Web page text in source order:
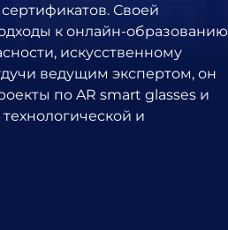
Своей
к онлайн-образованию
искусственному
ведущим экспертом, он
по AR smart glasses и
и